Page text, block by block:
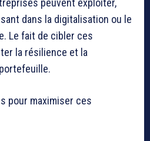
peuvent exploiter,
dans la digitalisation ou le
Le fait de cibler ces
la résilience et la
pour maximiser ces